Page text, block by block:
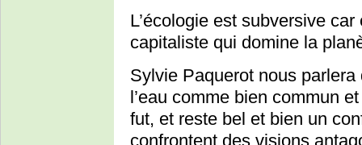
L’écologie est subversive
capitaliste qui domine la
Sylvie Paquerot nous
l’eau comme bien commun
fut, et reste bel et bien un
confrontent des visions